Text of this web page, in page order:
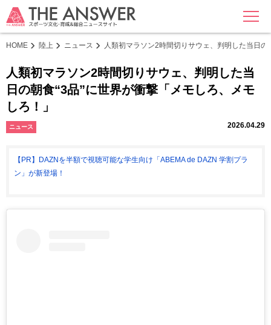
MENU
HOME 陸上 ニュース 人類初マラソン2時間切りサウェ、判明した当日
人類初マラソン2時間切りサウェ、判明した当
日の朝食“3品”に世界が衝撃「メモしろ、メモ
しろ！」
ニュース 2026.04.29
【PR】DAZNを半額で視聴可能な学生向け「ABEMA de DAZN 学割プラ
ン」が新登場！